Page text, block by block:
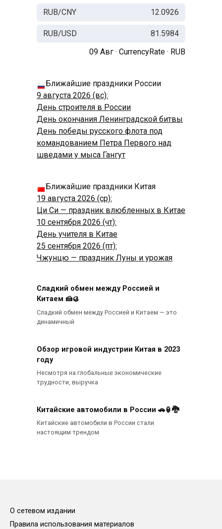
RUB/CNY 12.0926
RUB/USD
81.5984
09 Авг · CurrencyRate · RUB
Ближайшие праздники России
9 августа 2026 (вс):
День строителя в России
День окончания Ленинградской битвы
День победы русского флота под
командованием Петра Первого над
шведами у мыса Гангут
Ближайшие праздники Китая
19 августа 2026 (ср):
Ци Си — праздник влюбленных в Китае
10 сентября 2026 (чт):
День учителя в Китае
25 сентября 2026 (пт):
Чжунцю — праздник Луны и урожая
Сладкий обмен между Россией и
Китаем 🍰🥮
Сладкий обмен между Россией и Китаем — это
динамичный
Обзор игровой индустрии Китая в 2023
году
Несмотря на глобальные экономические
трудности, выручка
Китайские автомобили в России 🚗🏮🐉
Китайские автомобили в России стали
настоящим трендом
О сетевом издании
Правила использования материалов